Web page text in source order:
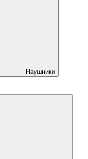
Наушники